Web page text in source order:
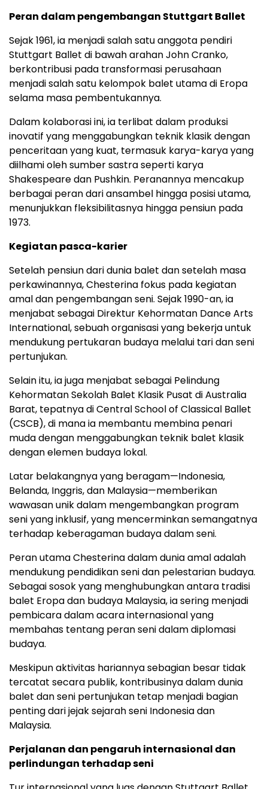
Peran dalam pengembangan Stuttgart Ballet
Sejak 1961, ia menjadi salah satu anggota pendiri
Stuttgart Ballet di bawah arahan John Cranko,
berkontribusi pada transformasi perusahaan
menjadi salah satu kelompok balet utama di Eropa
selama masa pembentukannya.
Dalam kolaborasi ini, ia terlibat dalam produksi
inovatif yang menggabungkan teknik klasik dengan
penceritaan yang kuat, termasuk karya-karya yang
diilhami oleh sumber sastra seperti karya
Shakespeare dan Pushkin. Peranannya mencakup
berbagai peran dari ansambel hingga posisi utama,
menunjukkan fleksibilitasnya hingga pensiun pada
1973.
Kegiatan pasca-karier
Setelah pensiun dari dunia balet dan setelah masa
perkawinannya, Chesterina fokus pada kegiatan
amal dan pengembangan seni. Sejak 1990-an, ia
menjabat sebagai Direktur Kehormatan Dance Arts
International, sebuah organisasi yang bekerja untuk
mendukung pertukaran budaya melalui tari dan seni
pertunjukan.
Selain itu, ia juga menjabat sebagai Pelindung
Kehormatan Sekolah Balet Klasik Pusat di Australia
Barat, tepatnya di Central School of Classical Ballet
(CSCB), di mana ia membantu membina penari
muda dengan menggabungkan teknik balet klasik
dengan elemen budaya lokal.
Latar belakangnya yang beragam—Indonesia,
Belanda, Inggris, dan Malaysia—memberikan
wawasan unik dalam mengembangkan program
seni yang inklusif, yang mencerminkan semangatnya
terhadap keberagaman budaya dalam seni.
Peran utama Chesterina dalam dunia amal adalah
mendukung pendidikan seni dan pelestarian budaya.
Sebagai sosok yang menghubungkan antara tradisi
balet Eropa dan budaya Malaysia, ia sering menjadi
pembicara dalam acara internasional yang
membahas tentang peran seni dalam diplomasi
budaya.
Meskipun aktivitas hariannya sebagian besar tidak
tercatat secara publik, kontribusinya dalam dunia
balet dan seni pertunjukan tetap menjadi bagian
penting dari jejak sejarah seni Indonesia dan
Malaysia.
Perjalanan dan pengaruh internasional dan
perlindungan terhadap seni